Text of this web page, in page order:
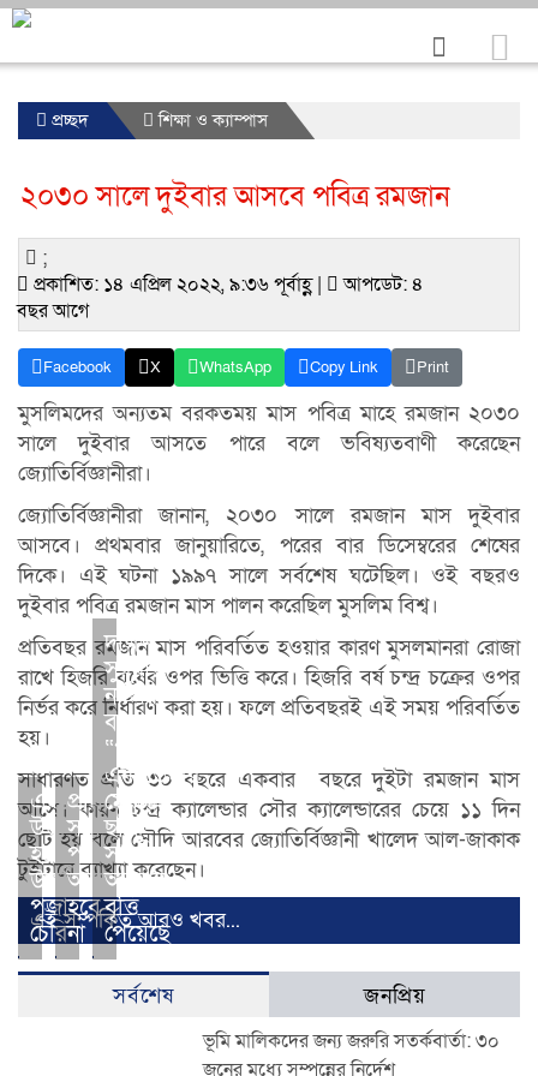
প্রচ্ছদ শিক্ষা ও ক্যাম্পাস
২০৩০ সালে দুইবার আসবে পবিত্র রমজান
;
প্রকাশিত: ১৪ এপ্রিল ২০২২, ৯:৩৬ পূর্বাহ্ণ |
আপডেট: ৪
বছর আগে
Facebook X WhatsApp Copy Link Print
মুসলিমদের অন্যতম বরকতময় মাস পবিত্র মাহে রমজান ২০৩০
সালে দুইবার আসতে পারে বলে ভবিষ্যতবাণী করেছেন
জ্যোতির্বিজ্ঞানীরা।
জ্যোতির্বিজ্ঞানীরা জানান, ২০৩০ সালে রমজান মাস দুইবার
আসবে। প্রথমবার জানুয়ারিতে, পরের বার ডিসেম্বরের শেষের
দিকে। এই ঘটনা ১৯৯৭ সালে সর্বশেষ ঘটেছিল। ওই বছরও
দুইবার পবিত্র রমজান মাস পালন করেছিল মুসলিম বিশ্ব।
প্রতিবছর রমজান মাস পরিবর্তিত হওয়ার কারণ মুসলমানরা রোজা
রাখে হিজরি বর্ষের ওপর ভিত্তি করে। হিজরি বর্ষ চন্দ্র চক্রের ওপর
নির্ভর করে নির্ধারণ করা হয়। ফলে প্রতিবছরই এই সময় পরিবর্তিত
হয়।
সাধারণত প্রতি ৩০ বছরে একবার বছরে দুইটা রমজান মাস
আসে। কারণ চন্দ্র ক্যালেন্ডার সৌর ক্যালেন্ডারের চেয়ে ১১ দিন
ছোট হয় বলে সৌদি আরবের জ্যোতির্বিজ্ঞানী খালেদ আল-জাকাক
টুইটারে ব্যাখ্যা করেছেন।
এই সম্পর্কিত আরও খবর...
এইচএসসিতে
উত্তীর্ণ
হয়ে
উচ্ছ্বসিত
পূজা
চেরি
প্রাথমিকের
সমাপনী
পরীক্ষা
আর
হবে
না
দক্ষিণ
সুরমার
নাজির
বাজার
“পুস্পকলি
একাডেমীর”
মেধাবী
ছাত্রী
সানজিদা
আক্তার
বৃত্তি
পেয়েছে
সর্বশেষ জনপ্রিয়
ভূমি মালিকদের জন্য জরুরি সতর্কবার্তা: ৩০
জুনের মধ্যে সম্পন্নের নির্দেশ